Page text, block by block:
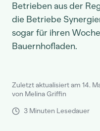
Betrieben aus der
die Betriebe
sogar für ihren
Bauernhofladen.
Zuletzt aktualisiert am 14.
von Melina Griffin
3 Minuten Lesedauer